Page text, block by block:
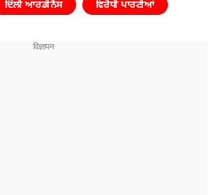
ਦਿੱਲੀ ਆਰਡੀਨੈਂਸ ਵਿਰੋਧੀ ਪਾਰਟੀਆਂ